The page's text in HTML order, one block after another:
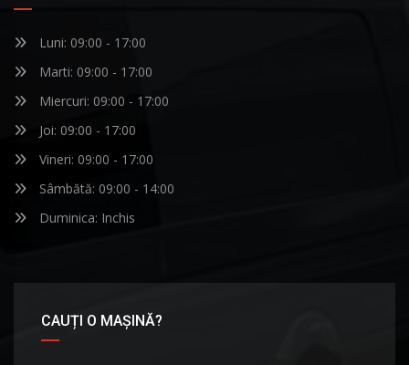
Luni: 09:00 - 17:00
Marti: 09:00 - 17:00
Miercuri: 09:00 - 17:00
Joi: 09:00 - 17:00
Vineri: 09:00 - 17:00
Sâmbătă: 09:00 - 14:00
Duminica: Inchis
CAUȚI O MAȘINĂ?